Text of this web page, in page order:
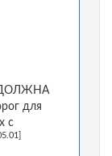
ДОЛЖНА
для
с